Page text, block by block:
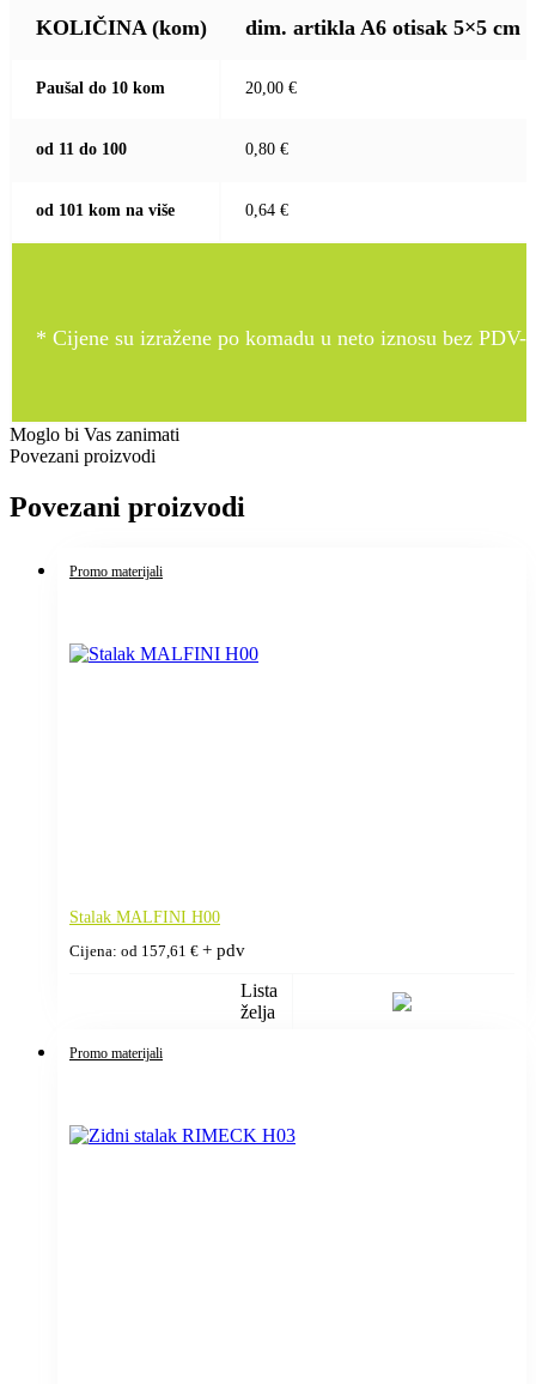
KOLIČINA (kom) dim. artikla A6 otisak 5×5 cm
Paušal do 10 kom 20,00 €
od 11 do 100 0,80 €
od 101 kom na više 0,64 €
* Cijene su izražene po komadu u neto iznosu bez PDV-
Moglo bi Vas zanimati
Povezani proizvodi
Povezani proizvodi
Promo materijali
Stalak MALFINI H00
Cijena: od 157,61 € + pdv
Lista
želja
Promo materijali